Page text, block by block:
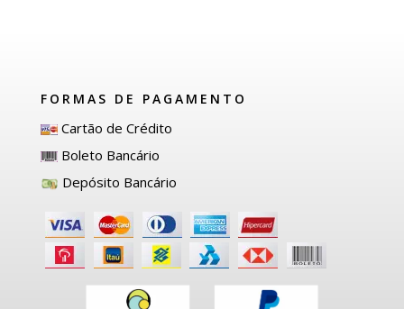
FORMAS DE PAGAMENTO
Cartão de Crédito
Boleto Bancário
Depósito Bancário